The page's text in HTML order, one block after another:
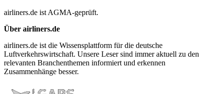
airliners.de ist AGMA-geprüft.
Über airliners.de
airliners.de ist die Wissensplattform für die deutsche
Luftverkehrswirtschaft. Unsere Leser sind immer aktuell zu den
relevanten Branchenthemen informiert und erkennen
Zusammenhänge besser.